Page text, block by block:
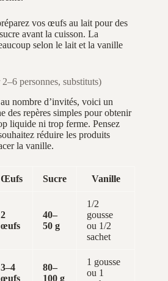
vos œufs au lait pour des
avant la cuisson. La
selon le lait et la vanille
personnes, substituts)
nombre d’invités, voici un
des repères simples pour obtenir
liquide ni trop ferme. Pensez
réduire les produits
la vanille.
Œufs Sucre Vanille
2
œufs
40–
50 g
1/2
gousse
ou 1/2
sachet
3–4
œufs
80–
100 g
1 gousse
ou 1